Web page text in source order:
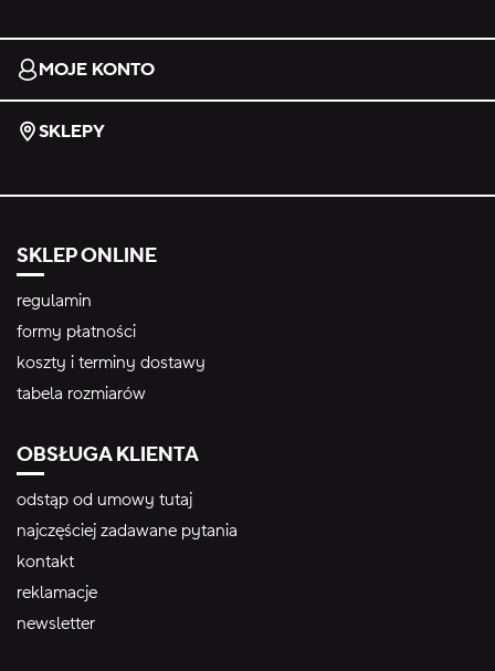
MOJE KONTO
SKLEPY
SKLEP ONLINE
regulamin
formy płatności
koszty i terminy dostawy
tabela rozmiarów
OBSŁUGA KLIENTA
odstąp od umowy tutaj
najczęściej zadawane pytania
kontakt
reklamacje
newsletter